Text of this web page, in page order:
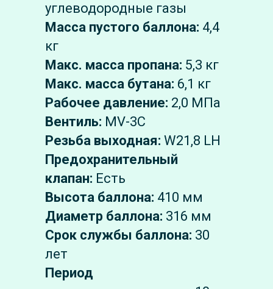
углеводородные газы
Масса пустого баллона: 4,4
кг
Макс. масса пропана: 5,3 кг
Макс. масса бутана: 6,1 кг
Рабочее давление: 2,0 МПа
Вентиль: MV-3C
Резьба выходная: W21,8 LH
Предохранительный
клапан: Есть
Высота баллона: 410 мм
Диаметр баллона: 316 мм
Срок службы баллона: 30
лет
Период